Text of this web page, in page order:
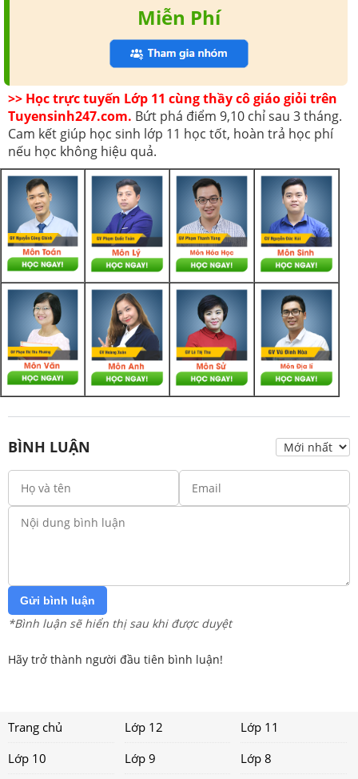
Miễn Phí
>> Học trực tuyến Lớp 11 cùng thầy cô giáo giỏi trên
Tuyensinh247.com. Bứt phá điểm 9,10 chỉ sau 3 tháng.
Cam kết giúp học sinh lớp 11 học tốt, hoàn trả học phí
nếu học không hiệu quả.
BÌNH LUẬN
Gửi bình luận
*Bình luận sẽ hiển thị sau khi được duyệt
Hãy trở thành người đầu tiên bình luận!
Trang chủ Lớp 12
Lớp 11
Lớp 10
Lớp 9 Lớp 8